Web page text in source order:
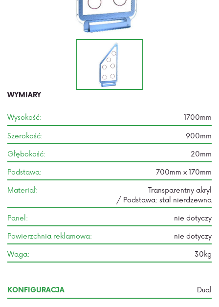
WYMIARY
Wysokość:
1700mm
Szerokość:
900mm
Głębokość:
20mm
Podstawa:
700mm x 170mm
Materiał:
Transparentny akryl
/ Podstawa: stal nierdzewna
Panel:
nie dotyczy
Powierzchnia reklamowa:
nie dotyczy
Waga:
30kg
KONFIGURACJA Dual